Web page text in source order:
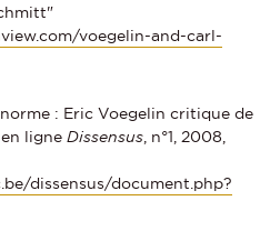
voegelin-and-carl-
: Eric Voegelin critique de
ligne Dissensus, n°1, 2008,
dissensus/document.php?